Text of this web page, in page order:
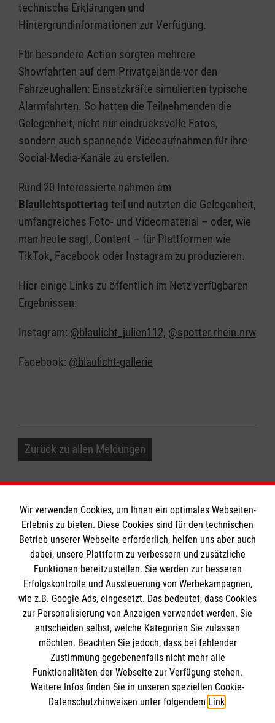
technische Erklärungen und
Hintergrundinformationen zur Verfügung.
Für besondere Action sorgten mehrere
Showfahrten auf dem Privatgelände vor den
Fahrzeughallen: Einsatzkräfte simulierten typische
Alarmfahrten. So hatten die Teilnehmenden die
Gelegenheit, nicht nur eindrucksvolle Fotos,
sondern auch spannende Videoaufnahmen für ihre
Social-Media-Kanäle zu erstellen.
Rund 20 Interessierte nahmen am
Blaulichtspottertag teil und nutzten die Gelegenheit,
umfangreiches Foto- und Videomaterial – oder, wie
man heute sagt, Content – für Plattformen wie
TikTok, Facebook oder Instagram zu produzieren.
Hier einige Links zu öffentlich im Netz verfügbaren
Ergebnissen:
Instagram: @blaulicht_julien112, @spotter.rhein.nrw
Facebook: @blaulicht-gallerie
Zurück zu allen Meldungen
Informationen
Impressum
Datenschutz
Kontakt
Barrierefreiheit
Die Malteser
Malteser in Deutschland
Malteserorden
Sharepoint
Spendenkonto
Wir verwenden Cookies, um Ihnen ein optimales Webseiten-
Erlebnis zu bieten. Diese Cookies sind für den technischen
Betrieb unserer Webseite erforderlich, helfen uns aber auch
dabei, unsere Plattform zu verbessern und zusätzliche
Funktionen bereitzustellen. Sie werden zur besseren
Erfolgskontrolle und Aussteuerung von Werbekampagnen,
wie z.B. Google Ads, eingesetzt. Das bedeutet, dass Cookies
zur Personalisierung von Anzeigen verwendet werden. Sie
entscheiden selbst, welche Kategorien Sie zulassen
möchten. Beachten Sie jedoch, dass bei fehlender
Zustimmung gegebenenfalls nicht mehr alle
Funktionalitäten der Webseite zur Verfügung stehen.
Weitere Infos finden Sie in unseren speziellen Cookie-
Datenschutzhinweisen unter folgendem Link.